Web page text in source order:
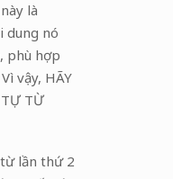
là
dung nó
phù hợp
vậy, HÃY
TỪ
lần thứ 2